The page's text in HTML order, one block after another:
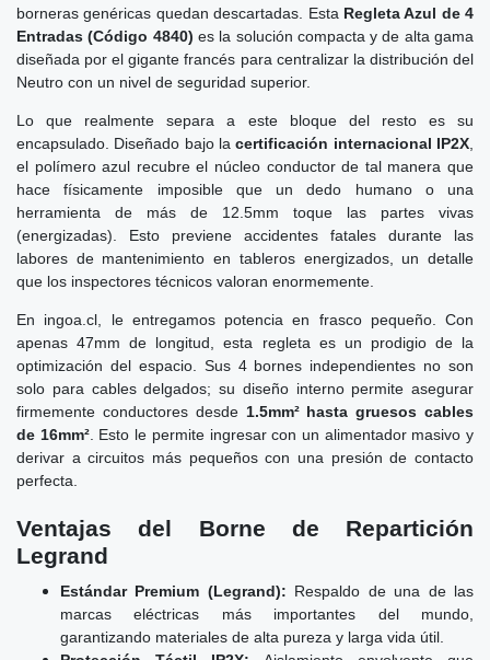
borneras genéricas quedan descartadas. Esta Regleta Azul de 4
Entradas (Código 4840) es la solución compacta y de alta gama
diseñada por el gigante francés para centralizar la distribución del
Neutro con un nivel de seguridad superior.
Lo que realmente separa a este bloque del resto es su
encapsulado. Diseñado bajo lacertificación internacional IP2X
el polímero azul recubre el núcleo conductor de tal manera que
hace físicamente imposible que un dedo humano o una
herramienta de más de 12.5mm toque las partes vivas
(energizadas). Esto previene accidentes fatales durante las
labores de mantenimiento en tableros energizados, un detalle
que los inspectores técnicos valoran enormemente.
En ingoa.cl, le entregamos potencia en frasco pequeño. Con
apenas 47mm de longitud, esta regleta es un prodigio de la
optimización del espacio. Sus 4 bornes independientes no son
solo para cables delgados; su diseño interno permite asegurar
firmemente conductores desde 1.5mm² hasta gruesos cables
de 16mm². Esto le permite ingresar con un alimentador masivo y
derivar a circuitos más pequeños con una presión de contacto
perfecta.
Ventajas del Borne de Repartición
Legrand
Estándar Premium (Legrand): Respaldo de una de las
marcas eléctricas más importantes del mundo,
garantizando materiales de alta pureza y larga vida útil.